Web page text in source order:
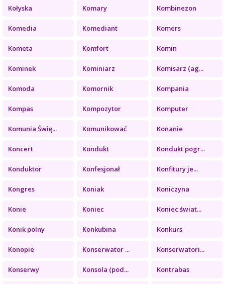
Kołyska Komary Kombinezon
Komedia Komediant Komers
Kometa Komfort Komin
Kominek Kominiarz Komisarz (ag...
Komoda Komornik Kompania
Kompas Kompozytor Komputer
Komunia Świę... Komunikować Konanie
Koncert Kondukt Kondukt pogr...
Konduktor Konfesjonał Konfitury je...
Kongres Koniak Koniczyna
Konie Koniec Koniec świat...
Konik polny Konkubina Konkurs
Konopie Konserwator ... Konserwatori...
Konserwy Konsola (pod... Kontrabas